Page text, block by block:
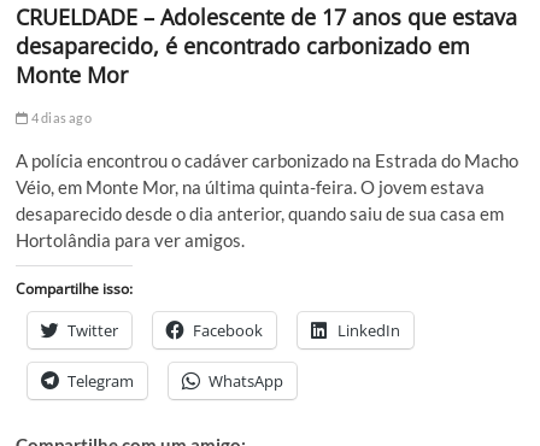
CRUELDADE – Adolescente de 17 anos que estava
desaparecido, é encontrado carbonizado em
Monte Mor
4 dias ago
A polícia encontrou o cadáver carbonizado na Estrada do Macho
Véio, em Monte Mor, na última quinta-feira. O jovem estava
desaparecido desde o dia anterior, quando saiu de sua casa em
Hortolândia para ver amigos.
Compartilhe isso:
Twitter Facebook LinkedIn
Telegram WhatsApp